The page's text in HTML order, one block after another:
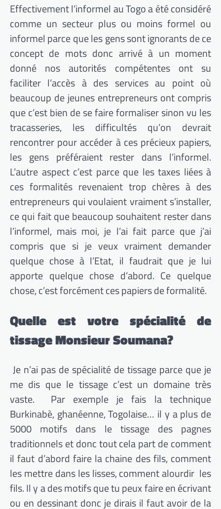
Effectivement l’informel au Togo a été considéré
comme un secteur plus ou moins formel ou
informel parce que les gens sont ignorants de ce
concept de mots donc arrivé à un moment
donné nos autorités compétentes ont su
faciliter l’accès à des services au point où
beaucoup de jeunes entrepreneurs ont compris
que c’est bien de se faire formaliser sinon vu les
tracasseries, les difficultés qu’on devrait
rencontrer pour accéder à ces précieux papiers,
les gens préféraient rester dans l’informel.
L’autre aspect c’est parce que les taxes liées à
ces formalités revenaient trop chères à des
entrepreneurs qui voulaient vraiment s’installer,
ce qui fait que beaucoup souhaitent rester dans
l’informel, mais moi, je l’ai fait parce que j’ai
compris que si je veux vraiment demander
quelque chose à l’Etat, il faudrait que je lui
apporte quelque chose d’abord. Ce quelque
chose, c’est forcément ces papiers de formalité.
Quelle est votre spécialité de
tissage Monsieur Soumana?
Je n’ai pas de spécialité de tissage parce que je
me dis que le tissage c’est un domaine très
vaste. Par exemple je fais la technique
Burkinabè, ghanéenne, Togolaise… il y a plus de
5000 motifs dans le tissage des pagnes
traditionnels et donc tout cela part de comment
il faut d’abord faire la chaine des fils, comment
les mettre dans les lisses, comment alourdir les
fils. Il y a des motifs que tu peux faire en écrivant
ou en dessinant donc je dirais il faut avoir de la